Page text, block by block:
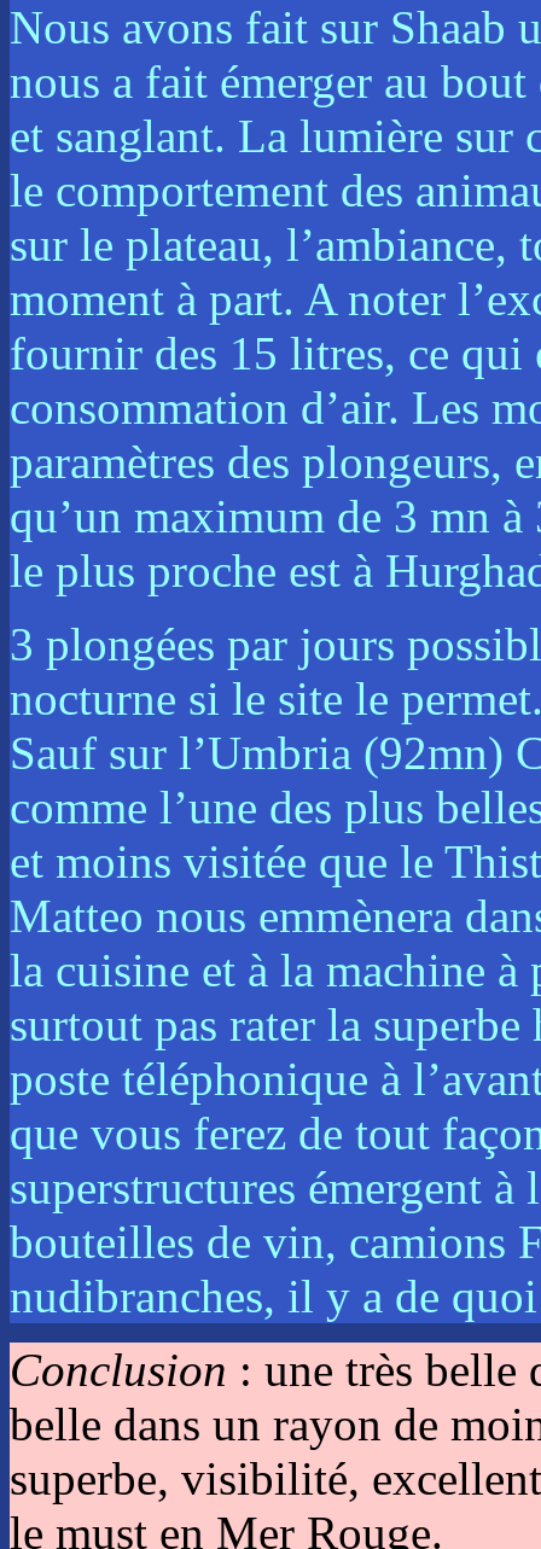
Nous avons fait sur Shaab
nous a fait émerger au
et sanglant. La lumière sur
le comportement des
sur le plateau, l’ambiance,
moment à part. A noter
fournir des 15 litres, ce qui
consommation d’air. Les
paramètres des plongeurs,
qu’un maximum de 3 mn
le plus proche est à
3 plongées par jours
nocturne si le site le
Sauf sur l’Umbria (92mn)
comme l’une des plus
et moins visitée que le
Matteo nous emmènera
la cuisine et à la machine à
surtout pas rater la
poste téléphonique à
que vous ferez de tout
superstructures émergent
bouteilles de vin, camions
nudibranches, il y a de
Conclusion : une très belle
belle dans un rayon de
superbe, visibilité,
le must en Mer Rouge.